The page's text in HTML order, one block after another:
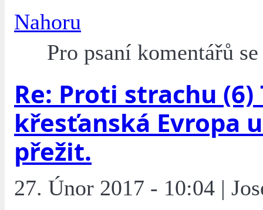
Nahoru
Pro psaní komentářů
Re: Proti strachu (6)
křesťanská Evropa
přežit.
27. Únor 2017 - 10:04 |